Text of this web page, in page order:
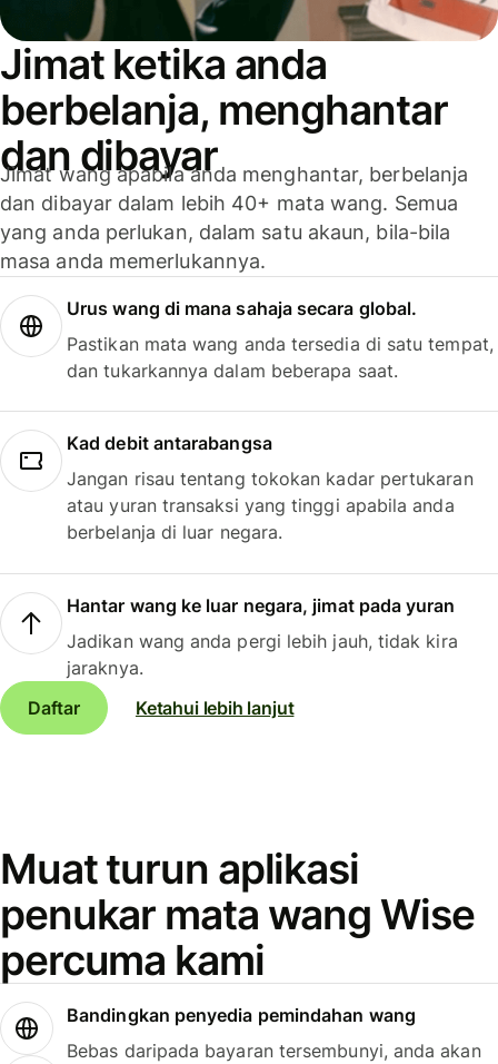
Jimat ketika anda
berbelanja, menghantar
dan dibayar
Jimat wang apabila anda menghantar, berbelanja
dan dibayar dalam lebih 40+ mata wang. Semua
yang anda perlukan, dalam satu akaun, bila-bila
masa anda memerlukannya.
Urus wang di mana sahaja secara global.
Pastikan mata wang anda tersedia di satu tempat,
dan tukarkannya dalam beberapa saat.
Kad debit antarabangsa
Jangan risau tentang tokokan kadar pertukaran
atau yuran transaksi yang tinggi apabila anda
berbelanja di luar negara.
Hantar wang ke luar negara, jimat pada yuran
Jadikan wang anda pergi lebih jauh, tidak kira
jaraknya.
Daftar
Ketahui lebih lanjut
Muat turun aplikasi
penukar mata wang Wise
percuma kami
Bandingkan penyedia pemindahan wang
Bebas daripada bayaran tersembunyi, anda akan